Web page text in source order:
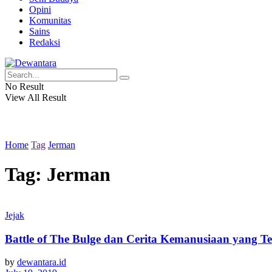
Opini
Komunitas
Sains
Redaksi
No Result
View All Result
Home Tag Jerman
Tag: Jerman
Jejak
Battle of The Bulge dan Cerita Kemanusiaan yang
by dewantara.id